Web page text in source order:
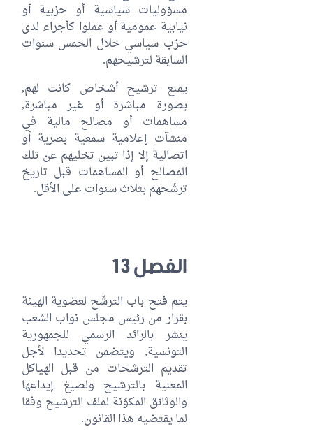
مسؤوليات سياسية أو حزبية أو
نيابية عمومية أو عملوا كأجراء لدى
حزب سياسي خلال الخمس سنوات
السابقة لترشيحهم.
يمنع ترشيح أشخاص كانت لهم,
بصورة مباشرة أو غير مباشرة,
مساهمات أو مصالح مالية في
منشآت إعلامية سمعية بصرية أو
اتصالية إلا إذا تبين تخليهم عن تلك
المصالح أو المساهمات قبل تاريخ
ترشّحهم بثلاث سنوات على الأقل.
الفصل 13
يتم فتح باب الترشّح لعضوية الهيئة
بقرار من رئيس مجلس نواب الشعب
ينشر بالرائد الرسمي للجمهورية
التونسية, ويتضمن تحديدا لأجل
تقديم الترشحات من قبل الهياكل
المعنية بالترشيح ولصيغ إيداعها
والوثائق المكوّنة لملف الترشيح وفقا
لما يقتضيه هذا القانون.